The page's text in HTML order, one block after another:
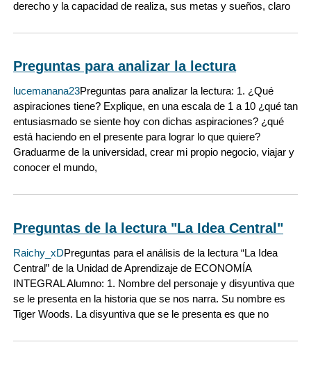
derecho y la capacidad de realiza, sus metas y sueños, claro
Preguntas para analizar la lectura
lucemanana23Preguntas para analizar la lectura: 1. ¿Qué
aspiraciones tiene? Explique, en una escala de 1 a 10 ¿qué tan
entusiasmado se siente hoy con dichas aspiraciones? ¿qué
está haciendo en el presente para lograr lo que quiere?
Graduarme de la universidad, crear mi propio negocio, viajar y
conocer el mundo,
Preguntas de la lectura "La Idea Central"
Raichy_xDPreguntas para el análisis de la lectura “La Idea
Central” de la Unidad de Aprendizaje de ECONOMÍA
INTEGRAL Alumno: 1. Nombre del personaje y disyuntiva que
se le presenta en la historia que se nos narra. Su nombre es
Tiger Woods. La disyuntiva que se le presenta es que no